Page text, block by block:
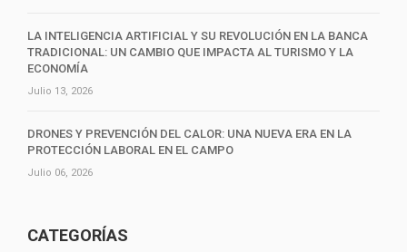
LA INTELIGENCIA ARTIFICIAL Y SU REVOLUCIÓN EN LA BANCA
TRADICIONAL: UN CAMBIO QUE IMPACTA AL TURISMO Y LA
ECONOMÍA
Julio 13, 2026
DRONES Y PREVENCIÓN DEL CALOR: UNA NUEVA ERA EN LA
PROTECCIÓN LABORAL EN EL CAMPO
Julio 06, 2026
CATEGORÍAS